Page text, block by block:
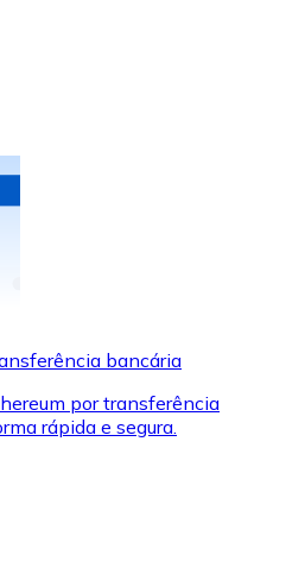
com dinheiro e outros
para comprar
bancária
por transferência
rápida e segura.